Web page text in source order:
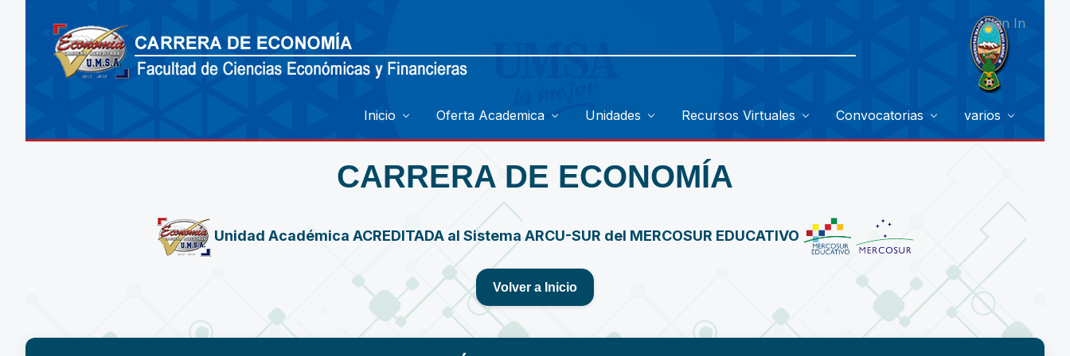
Sign In
Inicio Oferta Academica Unidades Recursos Virtuales Convocatorias varios
CARRERA DE ECONOMÍA
Unidad Académica ACREDITADA al Sistema ARCU-SUR del MERCOSUR EDUCATIVO
Volver a Inicio